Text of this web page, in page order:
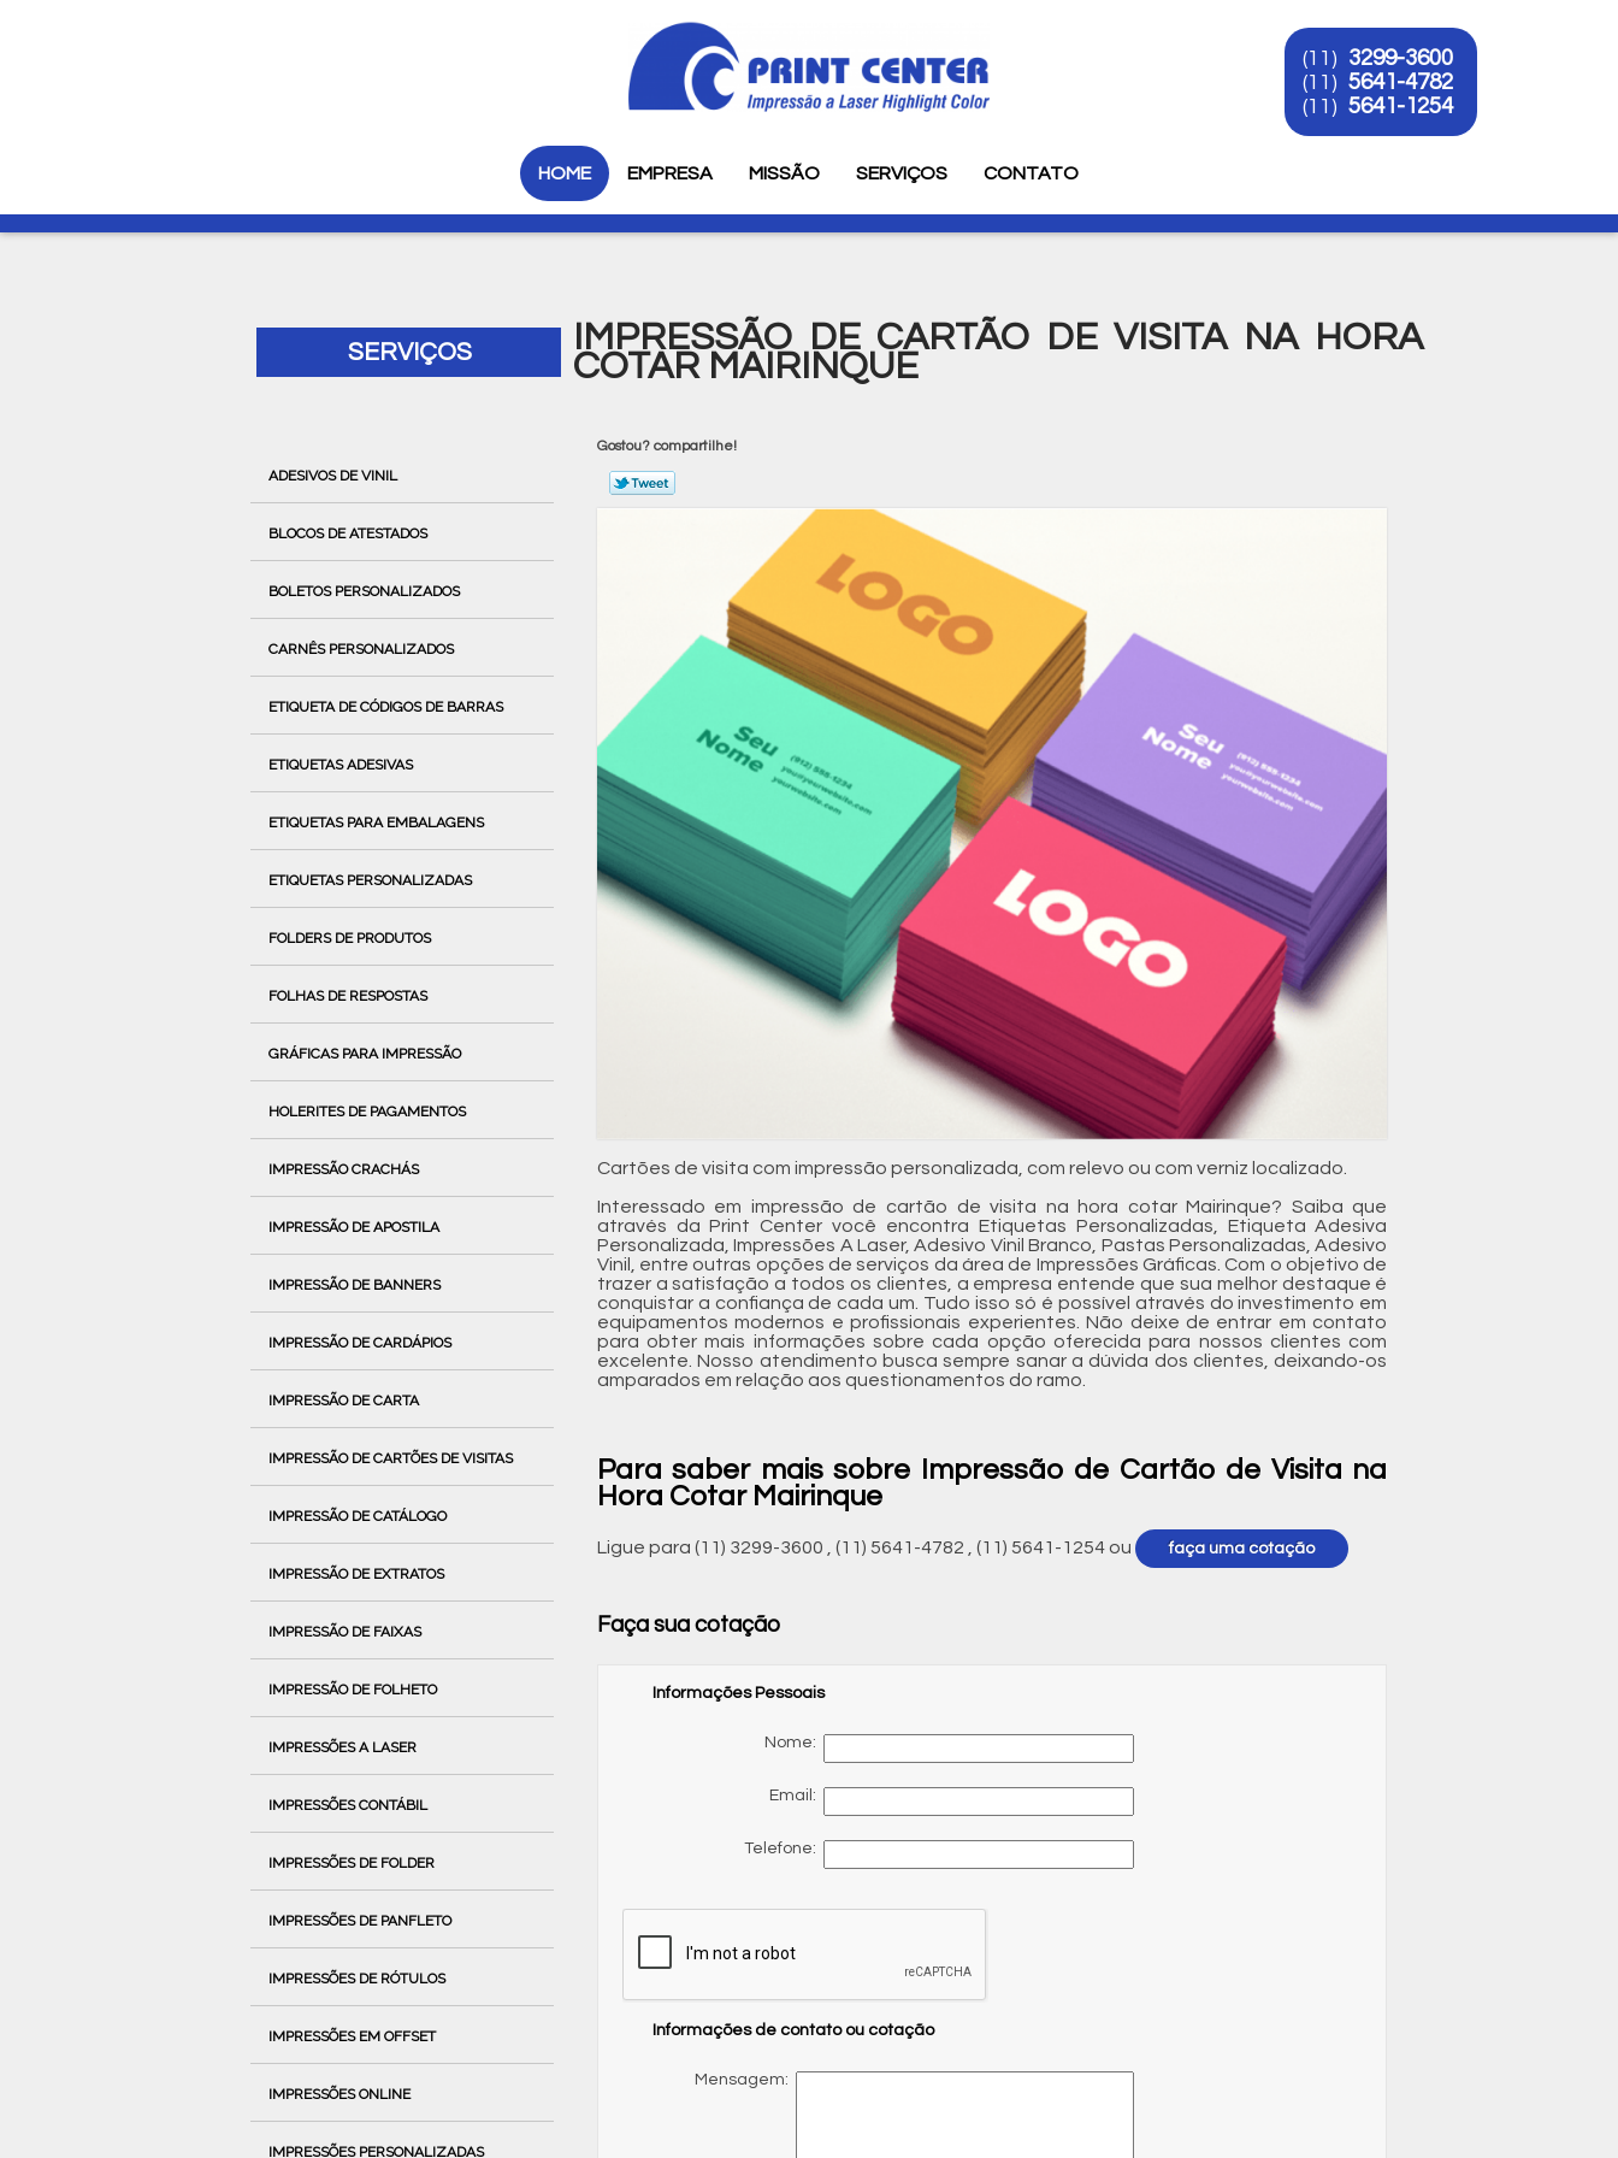
HOME EMPRESA MISSÃO SERVIÇOS CONTATO
(11) 3299-3600
(11) 5641-4782
(11) 5641-1254
SERVIÇOS
ADESIVOS DE VINIL
BLOCOS DE ATESTADOS
BOLETOS PERSONALIZADOS
CARNÊS PERSONALIZADOS
ETIQUETA DE CÓDIGOS DE BARRAS
ETIQUETAS ADESIVAS
ETIQUETAS PARA EMBALAGENS
ETIQUETAS PERSONALIZADAS
FOLDERS DE PRODUTOS
FOLHAS DE RESPOSTAS
GRÁFICAS PARA IMPRESSÃO
HOLERITES DE PAGAMENTOS
IMPRESSÃO CRACHÁS
IMPRESSÃO DE APOSTILA
IMPRESSÃO DE BANNERS
IMPRESSÃO DE CARDÁPIOS
IMPRESSÃO DE CARTA
IMPRESSÃO DE CARTÕES DE VISITAS
IMPRESSÃO DE CATÁLOGO
IMPRESSÃO DE EXTRATOS
IMPRESSÃO DE FAIXAS
IMPRESSÃO DE FOLHETO
IMPRESSÕES A LASER
IMPRESSÕES CONTÁBIL
IMPRESSÕES DE FOLDER
IMPRESSÕES DE PANFLETO
IMPRESSÕES DE RÓTULOS
IMPRESSÕES EM OFFSET
IMPRESSÕES ONLINE
IMPRESSÕES PERSONALIZADAS
IMPRESSÃO DE CARTÃO DE VISITA NA HORA
COTAR MAIRINQUE
Gostou? compartilhe!
Cartões de visita com impressão personalizada, com relevo ou com verniz localizado.
Interessado em impressão de cartão de visita na hora cotar Mairinque? Saiba que
através da Print Center você encontra Etiquetas Personalizadas, Etiqueta Adesiva
Personalizada, Impressões A Laser, Adesivo Vinil Branco, Pastas Personalizadas, Adesivo
Vinil, entre outras opções de serviços da área de Impressões Gráficas. Com o objetivo de
trazer a satisfação a todos os clientes, a empresa entende que sua melhor destaque é
conquistar a confiança de cada um. Tudo isso só é possível através do investimento em
equipamentos modernos e profissionais experientes. Não deixe de entrar em contato
para obter mais informações sobre cada opção oferecida para nossos clientes com
excelente. Nosso atendimento busca sempre sanar a dúvida dos clientes, deixando-os
amparados em relação aos questionamentos do ramo.
Para saber mais sobre Impressão de Cartão de Visita na
Hora Cotar Mairinque
Ligue para (11) 3299-3600 (11) 5641-4782 (11) 5641-1254 ou faça uma cotação
Faça sua cotação
Informações Pessoais
Nome:
Email:
Telefone:
Informações de contato ou cotação
Mensagem: